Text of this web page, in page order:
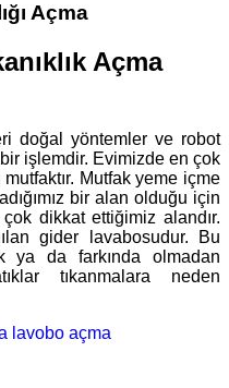
Açma
Açma
doğal yöntemler ve robot
işlemdir. Evimizde en çok
Mutfak yeme içme
bir alan olduğu için
dikkat ettiğimiz alandır.
gider lavabosudur. Bu
ya da farkında olmadan
tıkanmalara neden
lavobo açma